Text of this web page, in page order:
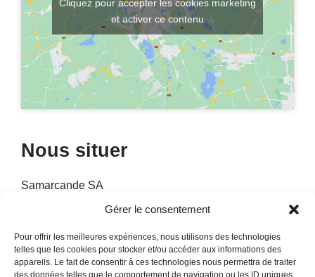
Gérer le consentement
Pour offrir les meilleures expériences, nous utilisons des technologies
telles que les cookies pour stocker et/ou accéder aux informations des
appareils. Le fait de consentir à ces technologies nous permettra de traiter
des données telles que le comportement de navigation ou les ID uniques
Cliquez pour accepter les cookies marketing
et activer ce contenu
Nous situer
Samarcande SA
Tel :02 96 37 74 06
Horaires :Du mardi au samedi